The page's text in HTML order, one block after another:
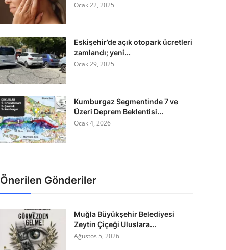
Ocak 22, 2025
Eskişehir’de açık otopark ücretleri
zamlandı; yeni...
Ocak 29, 2025
Kumburgaz Segmentinde 7 ve
Üzeri Deprem Beklentisi...
Ocak 4, 2026
Önerilen Gönderiler
Muğla Büyükşehir Belediyesi
Zeytin Çiçeği Uluslara...
Ağustos 5, 2026